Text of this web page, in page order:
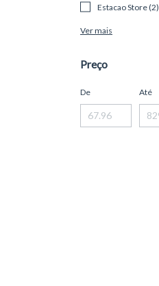
Estacao Store (2)
Ver mais
Preço
De Até